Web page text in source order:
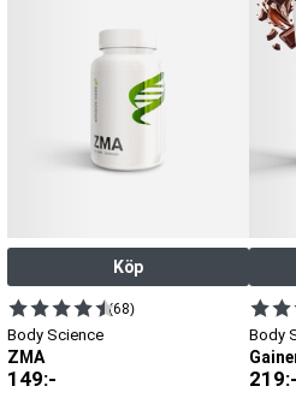
Köp
(68)
Body Science
ZMA
149:-
Body
219:-